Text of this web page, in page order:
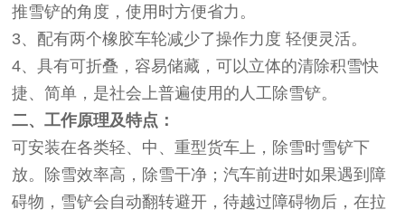
推雪铲的角度，使用时方便省力。
3、配有两个橡胶车轮减少了操作力度 轻便灵活。
4、具有可折叠，容易储藏，可以立体的清除积雪快
捷、简单，是社会上普遍使用的人工除雪铲。
二、工作原理及特点：
可安装在各类轻、中、重型货车上，除雪时雪铲下
放。除雪效率高，除雪干净；汽车前进时如果遇到障
碍物，雪铲会自动翻转避开，待越过障碍物后，在拉